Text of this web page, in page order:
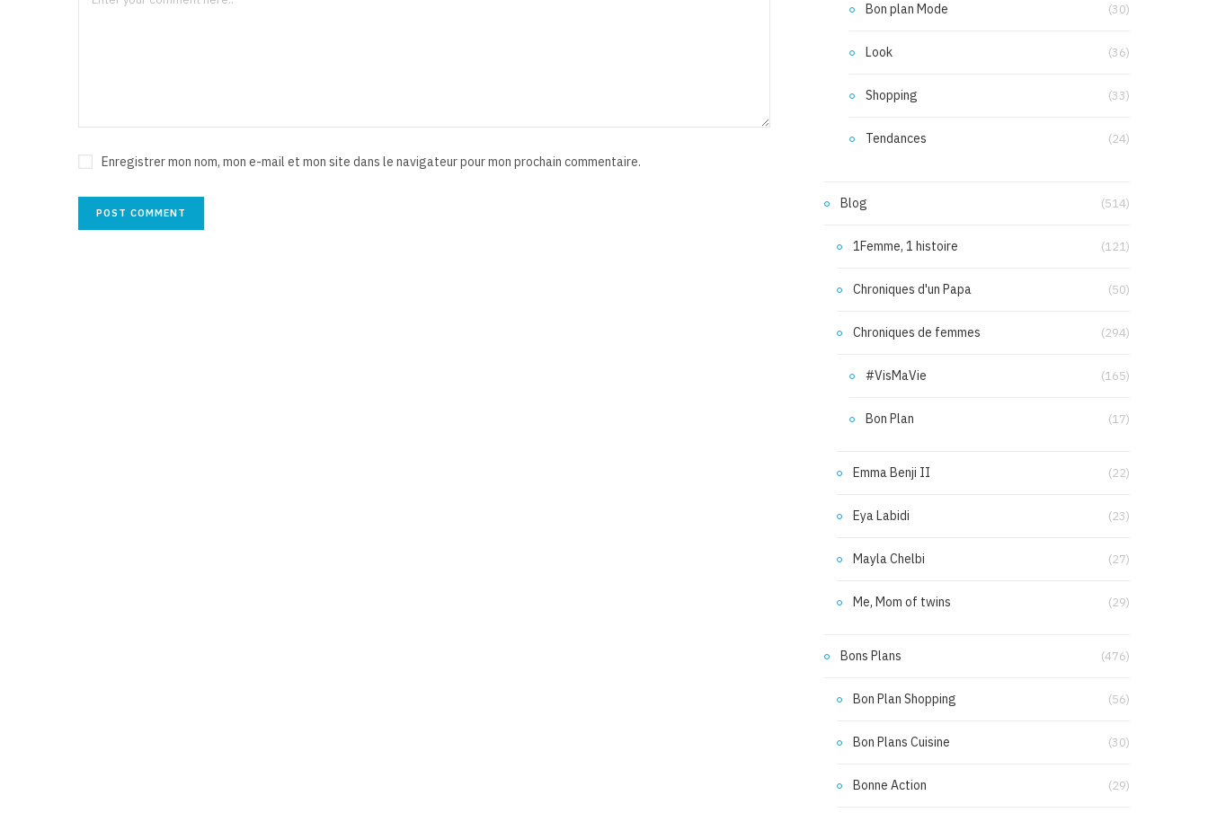
Enregistrer mon nom, mon e-mail et mon site dans le navigateur pour mon prochain commentaire.
Bon plan Mode (30)
Look (36)
Shopping (33)
Tendances (24)
Blog (514)
1Femme, 1 histoire (121)
Chroniques d'un Papa (50)
Chroniques de femmes (294)
#VisMaVie (165)
Bon Plan (17)
Emma Benji II (22)
Eya Labidi (23)
Mayla Chelbi (27)
Me, Mom of twins (29)
Bons Plans (476)
Bon Plan Shopping (56)
Bon Plans Cuisine (30)
Bonne Action (29)